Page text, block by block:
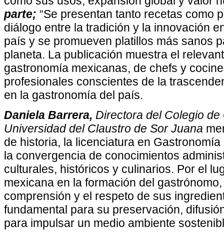
parte; “Se presentan tanto recetas como
diálogo entre la tradición y la innovación
país y se promueven platillos más sanos
planeta. La publicación muestra el
gastronomía mexicanas, de chefs y
profesionales conscientes de la
en la gastronomía del país.
Daniela Barrera, Directora del Colegio
Universidad del Claustro de Sor Juana
de historia, la licenciatura en
la convergencia de conocimientos
culturales, históricos y culinarios. Por el
mexicana en la formación del
comprensión y el respeto de sus
fundamental para su preservación,
para impulsar un medio ambiente